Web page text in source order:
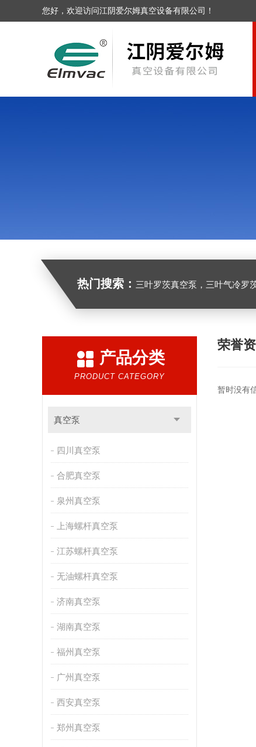
您好，欢迎访问江阴爱尔姆真空设备有限公司！
热门搜索： 三叶罗茨真空泵，三叶气冷罗
产品分类
PRODUCT CATEGORY
真空泵
四川真空泵
合肥真空泵
泉州真空泵
上海螺杆真空泵
江苏螺杆真空泵
无油螺杆真空泵
济南真空泵
湖南真空泵
福州真空泵
广州真空泵
西安真空泵
郑州真空泵
荣誉
暂时没有